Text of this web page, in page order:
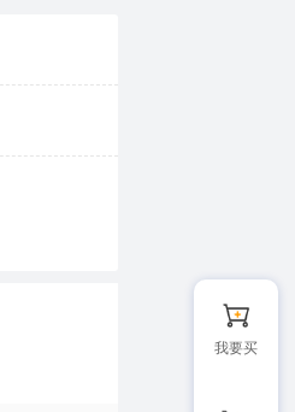
我要买